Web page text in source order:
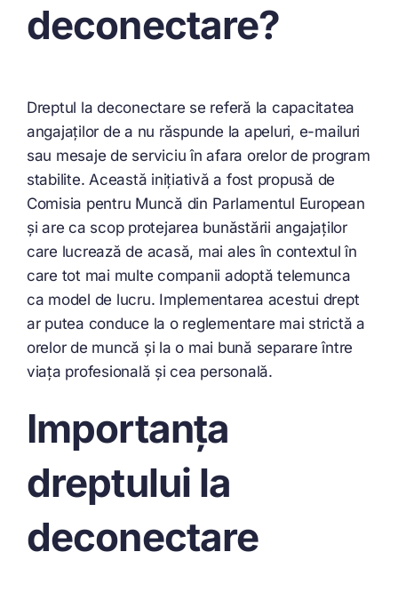
deconectare?
Dreptul la deconectare se referă la capacitatea
angajaților de a nu răspunde la apeluri, e-mailuri
sau mesaje de serviciu în afara orelor de program
stabilite. Această inițiativă a fost propusă de
Comisia pentru Muncă din Parlamentul European
și are ca scop protejarea bunăstării angajaților
care lucrează de acasă, mai ales în contextul în
care tot mai multe companii adoptă telemunca
ca model de lucru. Implementarea acestui drept
ar putea conduce la o reglementare mai strictă a
orelor de muncă și la o mai bună separare între
viața profesională și cea personală.
Importanța
dreptului la
deconectare